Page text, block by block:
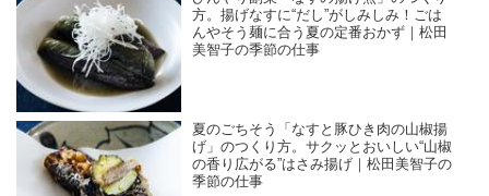
方。揚げなすに“だし”がしみしみ！ごは
んやそう麺に合う夏の定番おかず｜松田
美智子の季節の仕事
夏のごちそう「なすと豚ひき肉の山椒揚
げ」のつくり方。サクッとおいしい“山椒
の香り広がる”はさみ揚げ｜松田美智子の
季節の仕事